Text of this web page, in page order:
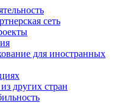
сеть
для иностранных
других стран